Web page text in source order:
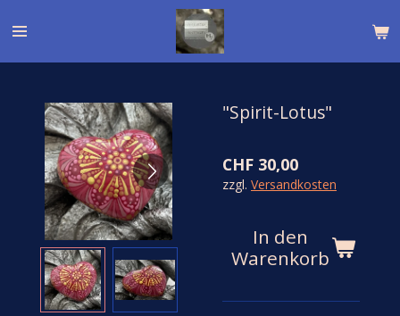
Hauptinhalt
springen
"Spirit-Lotus"
CHF 30,00
zzgl. Versandkosten
In den
Warenkorb